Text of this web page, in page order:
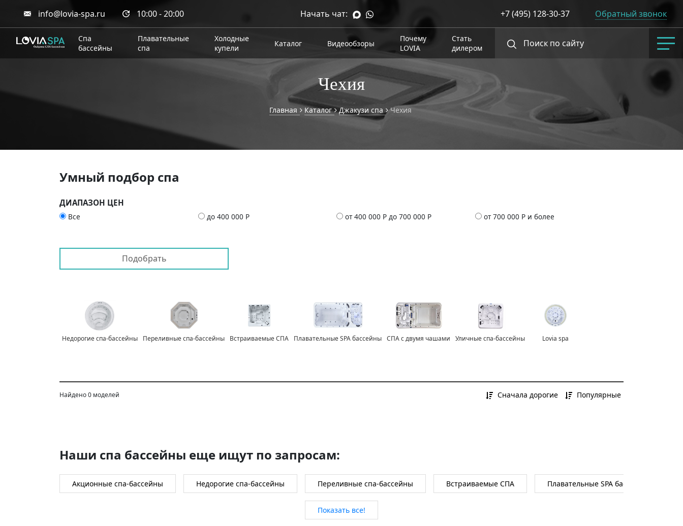
info@lovia-spa.ru 10:00 - 20:00 Начать чат: +7 (495) 128-30-37 Обратный звонок
Спа
бассейны
Плавательные
спа
Холодные
купели
Каталог Видеообзоры
Почему
LOVIA
Стать
дилером
Чехия
Главная Каталог Джакузи спа Чехия
Умный подбор спа
ДИАПАЗОН ЦЕН
Все до 400 000 Р от 400 000 Р до 700 000 Р от 700 000 Р и более
Недорогие спа-бассейны Переливные спа-бассейны Встраиваемые СПА Плавательные SPA бассейны СПА с двумя чашами Уличные спа-бассейны Lovia spa
Найдено 0 моделей Сначала дорогие Популярные
Наши спа бассейны еще ищут по запросам:
Акционные спа-бассейны Недорогие спа-бассейны Переливные спа-бассейны Встраиваемые СПА Плавательные SPA бассейны
Показать все!